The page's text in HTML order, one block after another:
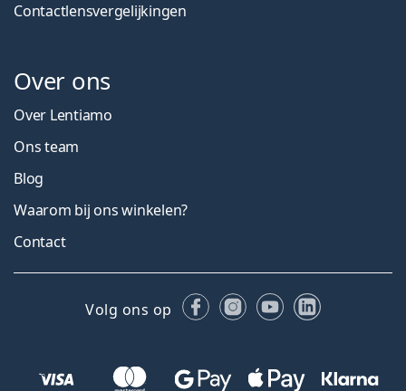
Contactlensvergelijkingen
Over ons
Over Lentiamo
Ons team
Blog
Waarom bij ons winkelen?
Contact
Volg ons op FacebookInstagram
YouTubeLinkedIn